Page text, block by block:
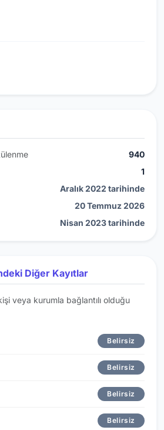
940
1
Aralık 2022 tarihinde
20 Temmuz 2026
Nisan 2023 tarihinde
Diğer Kayıtlar
veya kurumla bağlantılı olduğu
Belirsiz
Belirsiz
Belirsiz
Belirsiz